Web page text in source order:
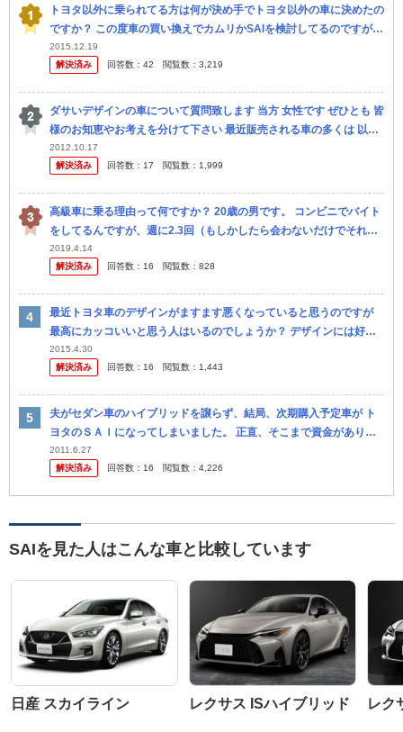
トヨタ以外に乗られてる方は何が決め手でトヨタ以外の車に決めたの
ですか？ この度車の買い換えでカムリかSAIを検討してるのですが視
野を広げてトヨタ以外も選択肢にしようと、初めてホンダ と日産の
カ...
2015.12.19
解決済み
回答数： 42 閲覧数： 3,219
ダサいデザインの車について質問致します 当方 女性です ぜひとも 皆
様のお知恵やお考えを分けて下さい 最近販売される車の多くは 以前
と比べ デザインがダサくなった気がします 例えば プリ●ス...
2012.10.17
解決済み
回答数： 17 閲覧数： 1,999
高級車に乗る理由って何ですか？ 20歳の男です。 コンビニでバイト
をしてるんですが、週に2.3回（もしかしたら会わないだけでそれ以
上かも知れません）コーヒーとIQOSのタバコを買いに来る人がい...
2019.4.14
解決済み
回答数： 16 閲覧数： 828
最近トヨタ車のデザインがますます悪くなっていると思うのですが
最高にカッコいいと思う人はいるのでしょうか？ デザインには好み
があると思うので 良い悪いは判断し難い部分があるとは思いますが
昔のト...
2015.4.30
解決済み
回答数： 16 閲覧数： 1,443
夫がセダン車のハイブリッドを譲らず、結局、次期購入予定車が ト
ヨタのＳＡＩになってしまいました。 正直、そこまで資金がありま
せん。 セダンのハイブリッドというだけで決定です。 ハイブリッド
車同...
2011.6.27
解決済み
回答数： 16 閲覧数： 4,226
SAIを見た人はこんな車と比較しています
日産 スカイライン レクサス ISハイブリッド レク